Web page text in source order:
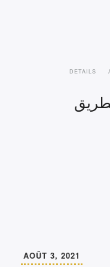
DETAILS
AOÛT 3, 2021